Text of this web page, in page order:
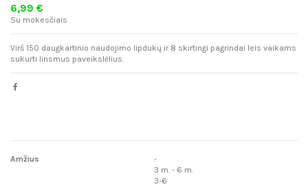
6,99 €
Su mokesčiais
Virš 150 daugkartinio naudojimo lipdukų ir 8 skirtingi pagrindai leis vaikams
sukurti linsmus paveikslėlius.
Amžius
-
3 m. - 6 m.
3-6